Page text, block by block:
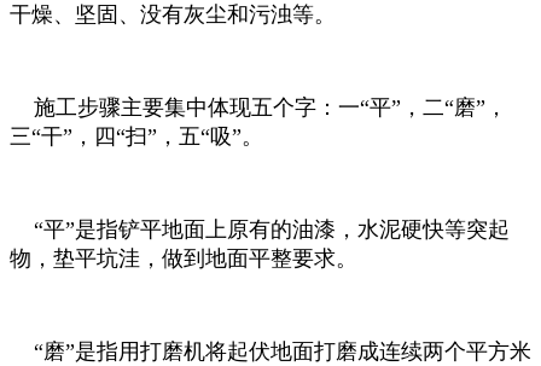
干燥、坚固、没有灰尘和污浊等。
施工步骤主要集中体现五个字：一“平”，二“磨”，
三“干”，四“扫”，五“吸”。
“平”是指铲平地面上原有的油漆，水泥硬快等突起
物，垫平坑洼，做到地面平整要求。
“磨”是指用打磨机将起伏地面打磨成连续两个平方米